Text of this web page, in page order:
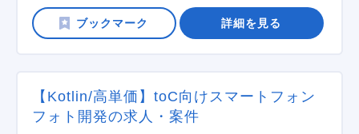
詳細を見る
【Kotlin/高単価】toC向けスマートフォン
フォト開発の求人・案件